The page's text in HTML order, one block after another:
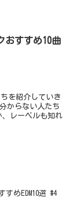
おすすめ10曲
を紹介していき
からない人たち
、レーベルも知れ
すめEDM10選 #4